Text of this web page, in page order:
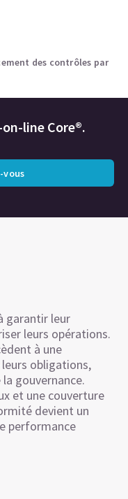
des contrôles par
line Core®.
vous
garantir leur
leurs opérations.
à une
obligations,
gouvernance.
et une couverture
devient un
performance